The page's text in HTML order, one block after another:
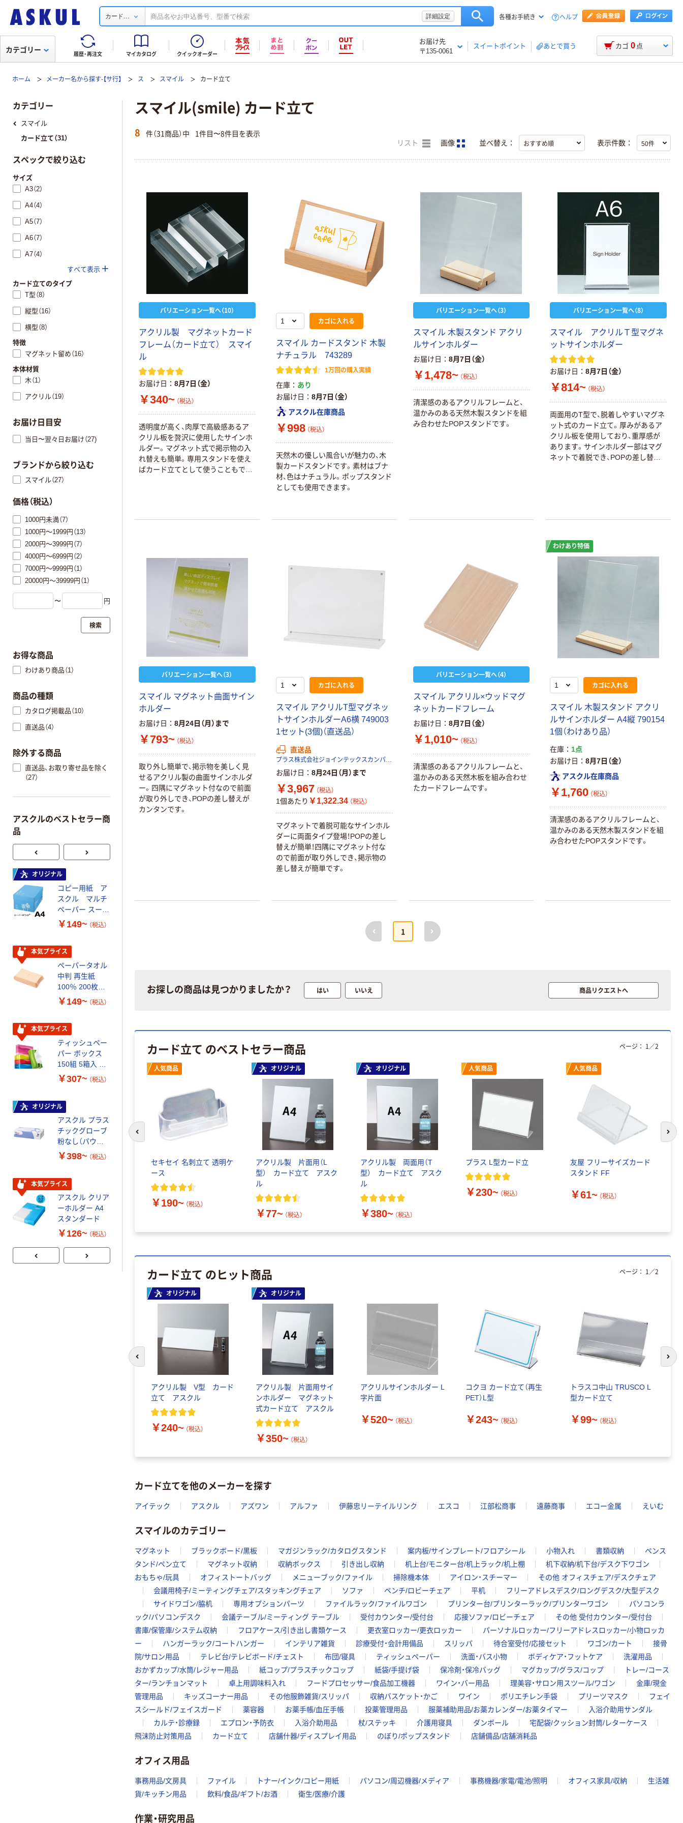
カード... 詳細設定 各種お手続き ヘルプ
履歴・再注文 マイカタログ クイックオーダー
お届け先
〒135-0061
スイートポイント あとで買う
カテゴリー カゴ 0 点
ホーム メーカー名から探す-【サ行】 ス スマイル カード立て
スマイル(smile) カード立て
8 件（31商品）中 1件目〜8件目を表示
リスト 画像 並べ替え： 表示件数：
バリエーション一覧へ（10）
アクリル製 マグネットカード
フレーム（カード立て） スマイ
ル
お届け日 8月7日（金）
￥340~ （税込）
透明度が高く、肉厚で高級感あるア
クリル板を贅沢に使用したサインホ
ルダー。マグネット式で掲示物の入
れ替えも簡単。専用スタンドを使え
ばカード立てとして使うこともでき
カゴに入れる
スマイル カードスタンド 木製
ナチュラル 743289
1万回の購入実績
在庫
あり
お届け日
8月7日（金）
アスクル在庫商品
￥998 （税込）
天然木の優しい風合いが魅力の、木
製カードスタンドです。素材はブナ
材、色はナチュラル。ポップスタンド
としても使用できます。
バリエーション一覧へ（3）
スマイル 木製スタンド アクリ
ルサインホルダー
お届け日 8月7日（金）
￥1,478~ （税込）
清潔感のあるアクリルフレームと、
温かみのある天然木製スタンドを組
み合わせたPOPスタンドです。
バリエーション一覧へ（8）
スマイル アクリルＴ型マグネ
ットサインホルダー
お届け日 8月7日（金）
￥814~ （税込）
両面用のT型で、脱着しやすいマグネ
ット式のカード立て。厚みがあるア
クリル板を使用しており、重厚感が
あります。サインホルダー部はマグ
ネットで着脱でき、POPの差し替え
バリエーション一覧へ（3）
スマイル マグネット曲面サイン
ホルダー
お届け日 8月24日（月）まで
￥793~ （税込）
取り外し簡単で、掲示物を美しく見
せるアクリル製の曲面サインホルダ
ー。四隅にマグネット付なので前面
が取り外しでき、POPの差し替えが
カンタンです。
カゴに入れる
スマイル アクリルT型マグネッ
トサインホルダーA6横 749003
1セット(3個)（直送品）
直送品
プラス株式会社ジョインテックスカンパニー
お届け日 8月24日（月）まで
￥3,967 （税込）
1個あたり ￥1,322.34 （税込）
マグネットで着脱可能なサインホル
ダーに両面タイプ登場！POPの差し
替えが簡単！四隅にマグネット付な
ので前面が取り外しでき、掲示物の
差し替えが簡単です。
バリエーション一覧へ（4）
スマイル アクリル×ウッドマグ
ネットカードフレーム
お届け日 8月7日（金）
￥1,010~ （税込）
清潔感のあるアクリルフレームと、
温かみのある天然木板を組み合わせ
たカードフレームです。
わけあり特価
カゴに入れる
スマイル 木製スタンド アクリ
ルサインホルダー A4縦 790154
1個（わけあり品）
在庫
1点
お届け日
8月7日（金）
アスクル在庫商品
￥1,760 （税込）
清潔感のあるアクリルフレームと、
温かみのある天然木製スタンドを組
み合わせたPOPスタンドです。
前へ
1
次へ
お探しの商品は見つかりましたか？ はい いいえ 商品リクエストへ
カード立て のベストセラー商品
人気商品
セキセイ 名刺立て 透明ケ
ース
￥190~ （税込）
オリジナル
アクリル製 片面用（L
型） カード立て アスク
ル
￥77~ （税込）
オリジナル
アクリル製 両面用（T
型） カード立て アスク
ル
￥380~ （税込）
人気商品
プラス L型カード立
￥230~ （税込）
人気商品
友屋 フリーサイズカード
スタンド FF
￥61~ （税込）
ページ： 1／2
前のスライドへ 次
カード立て のヒット商品
オリジナル
アクリル製 V型 カード
立て アスクル
￥240~ （税込）
オリジナル
アクリル製 片面用サイ
ンホルダー マグネット
式カード立て アスクル
￥350~ （税込）
アクリルサインホルダー L
字片面
￥520~ （税込）
コクヨ カード立て（再生
PET）L型
￥243~ （税込）
トラスコ中山 TRUSCO L
型カード立て
￥99~ （税込）
ページ： 1 ／2
次
カード立てを他のメーカーを探す
アイテック アスクル アズワン アルファ 伊藤忠リーテイルリンク エスコ 江部松商事 遠藤商事 エコー金属 えいむ
スマイルのカテゴリー
マグネット ブラックボード/黒板 マガジンラック/カタログスタンド 案内板/サインプレート/フロアシール 小物入れ 書類収納
ペンス
タンド/ペン立て
マグネット収納 収納ボックス 引き出し収納 机上台/モニター台/机上ラック/机上棚
机下収納/机下台/デスク下ワゴン
おもちゃ/玩具
オフィストートバッグ メニューブック/ファイル 掃除機本体 アイロン・スチーマー
その他 オフィスチェア/デスクチェア
会議用椅子/ミーティングチェア/スタッキングチェア
ソファ ベンチ/ロビーチェア 平机
フリーアドレスデスク/ロングデスク/大型デスク
サイドワゴン/脇机
専用オプションパーツ ファイルラック/ファイルワゴン プリンター台/プリンターラック/プリンターワゴン
パソコンラ
ック/パソコンデスク
会議テーブル/ミーティング テーブル 受付カウンター/受付台 応接ソファ/ロビーチェア
その他 受付カウンター/受付台
書庫/保管庫/システム収納
フロアケース/引き出し書類ケース 更衣室ロッカー/更衣ロッカー
パーソナルロッカー/フリーアドレスロッカー/小物ロッカ
ー
ハンガーラック/コートハンガー インテリア雑貨 診療受付・会計用備品 スリッパ 待合室受付/応接セット ワゴン/カート
接骨
院/サロン用品
テレビ台/テレビボード/チェスト 布団/寝具 ティッシュペーパー 洗面・バス小物 ボディケア・フットケア
洗濯用品
おかずカップ/水筒/レジャー用品
紙コップ/プラスチックコップ 紙袋/手提げ袋 保冷剤・保冷バッグ マグカップ/グラス/コップ
トレー/コース
ター/ランチョンマット
卓上用調味料入れ フードプロセッサー/食品加工機器 ワイン・バー用品 理美容・サロン用スツール/ワゴン
金庫/現金
管理用品
キッズコーナー用品 その他服飾雑貨/スリッパ 収納バスケット・かご ワイン ポリエチレン手袋 プリーツマスク
フェイ
スシールド/フェイスガード
薬容器 お薬手帳/血圧手帳 投薬管理用品 服薬補助用品/お薬カレンダー/お薬タイマー
入浴介助用サンダル
カルテ・診療録
エプロン・予防衣 入浴介助用品 杖/ステッキ 介護用寝具 ダンボール
宅配袋/クッション封筒/レターケース
飛沫防止対策用品
カード立て 店舗什器/ディスプレイ用品 のぼり/ポップスタンド 店舗備品/店舗消耗品
オフィス用品
事務用品/文房具 ファイル トナー/インク/コピー用紙 パソコン/周辺機器/メディア 事務機器/家電/電池/照明 オフィス家具/収納
生活雑
貨/キッチン用品
飲料/食品/ギフト/お酒 衛生/医療/介護
作業・研究用品
カテゴリー
スマイル
カード立て（31）
スペックで絞り込む
サイズ
A3（2）
A4（4）
A5（7）
A6（7）
A7（4）
すべて表示
カード立てのタイプ
T型（8）
縦型（16）
横型（8）
特徴
マグネット留め（16）
本体材質
木（1）
アクリル（19）
お届け日目安
当日〜翌々日お届け（27)
ブランドから絞り込む
スマイル（27）
価格（税込）
1000円未満（7）
1000円～1999円（13）
2000円～3999円（7）
4000円～6999円（2）
7000円～9999円（1）
20000円～39999円（1）
〜 円
検索
お得な商品
わけあり商品（1）
商品の種類
カタログ掲載品（10）
直送品（4）
除外する商品
直送品、お取り寄せ品を除く
（27）
アスクルのベストセラー商
品
オリジナル
コピー用紙 ア
スクル マルチ
ペーパー スーパ
ーホワイト+
￥149~ （税込）
本気プライス
ペーパータオル
中判 再生紙
100％ 200枚
FSC認証 シング
￥149~ （税込）
本気プライス
ティッシュペー
パー ボックス
150組 5箱入 ア
スクル スマート
証
￥307~ （税込）
オリジナル
アスクル プラス
チックグローブ
粉なし（パウダ
ーフリー）
￥398~ （税込）
本気プライス
アスクル クリア
ーホルダー A4
スタンダード
￥126~ （税込）
パー ダブル60
スーパーエコノ
本気プライス
アスクル 耳にや
さしい やわらか
いマスク
本気プライス
ペーパータオル
小判・シングル
再生紙 200枚
クルオリジナル
￥143~ （税込）
本気プライス
アスクル トイ
レのおそうじシ
￥330~
パー シングル
ォーター 500ml
キャップシール
￥1,037~
ペーパータオル
中判 バージンパ
ルプ100％ 200
シングル アスク
ルオリジナル
￥156~ （税込）
オリジナル
【アスクル限定】
ファーストレイ
ト ニトリルグ
ローブ ホワイ
ト 粉なし（パ
￥698~ （税込）
本気プライス
ト ホワイト紙コ
G バルクタイプ
￥140~ （税込）
オリジナル
ト ニトリルグ
ローブ ブル
ー 粉なし（パ
￥698~ （税込）
サントリー 天然
水 ミネラルウォ
ーター ペットボ
トル
￥686~ （税込）
期間限定価格
アスクル プラ
ブ 薄手 粉な
￥298~
形 アルカリ乾
スクル マルチ
100％ 200枚
FSC認証 シング
￥149~
本気プライス
ティッシュペー
ビッド PEFC認
オリジナル
アスクル プラス
チックグローブ
粉なし（パウダ
￥398~
アスクル クリア
￥126~